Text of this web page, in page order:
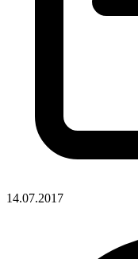
14.07.2017